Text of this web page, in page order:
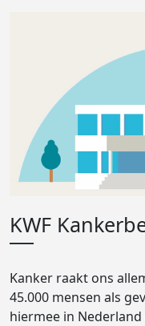
KWF
Kanker raakt ons
45.000 mensen als
hiermee in